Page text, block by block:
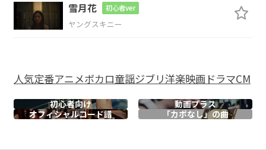
F Em7 G#dim Am
雪月花 初心者ver
ヤングスキニー
人気定番アニメボカロ童謡ジブリ洋楽映画ドラマCM
初心者向け
動画プラス
オフィシャルコード譜 「カポなし」の曲